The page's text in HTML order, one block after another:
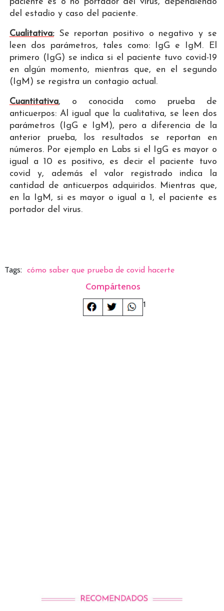
paciente es o no portador del virus, dependiendo
del estadio y caso del paciente.
Cualitativa:Se reportan positivo o negativo y se
leen dos parámetros, tales como: IgG e IgM. El
primero (IgG) se indica si el paciente tuvo covid-19
en algún momento, mientras que, en el segundo
(IgM) se registra un contagio actual.
Cuantitativa, o conocida como prueba de
anticuerpos: Al igual que la cualitativa, se leen dos
parámetros (IgG e IgM), pero a diferencia de la
anterior prueba, los resultados se reportan en
números. Por ejemplo en Labs si el IgG es mayor o
igual a 10 es positivo, es decir el paciente tuvo
covid y, además el valor registrado indica la
cantidad de anticuerpos adquiridos. Mientras que,
en la IgM, si es mayor o igual a 1, el paciente es
portador del virus.
Tags: cómo saber que prueba de covid hacerte
Compártenos
1